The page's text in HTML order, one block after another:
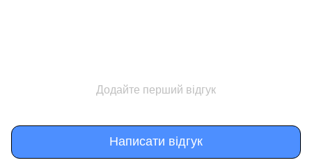
Додайте перший відгук
Написати відгук